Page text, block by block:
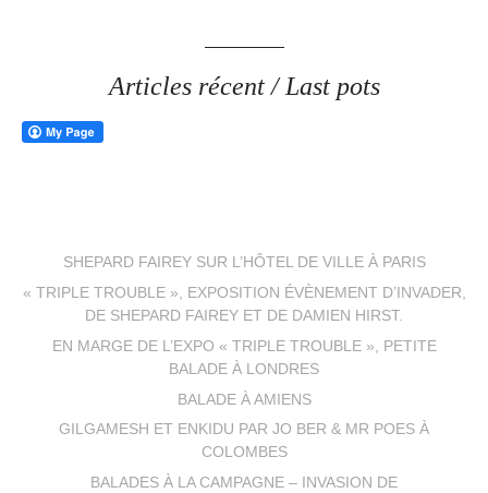
Articles récent / Last pots
SHEPARD FAIREY SUR L’HÔTEL DE VILLE À PARIS
« TRIPLE TROUBLE », EXPOSITION ÉVÈNEMENT D’INVADER,
DE SHEPARD FAIREY ET DE DAMIEN HIRST.
EN MARGE DE L’EXPO « TRIPLE TROUBLE », PETITE
BALADE À LONDRES
BALADE À AMIENS
GILGAMESH ET ENKIDU PAR JO BER & MR POES À
COLOMBES
BALADES À LA CAMPAGNE – INVASION DE